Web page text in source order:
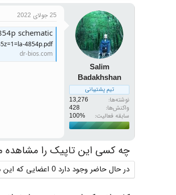
Salim
Badakhshan
تیم پشتیبانی
نوشته‌ها
13,276
واکنش‌ها
428
سابقه فعالیت:
25 جولای 2022
schematic
4854p.pdf
dr-bios.com
چه کسی این تاپیک را مشاهده
در حال حاضر وجود دارد 0 اعضایی که این موضوع را مشاهده می کنند